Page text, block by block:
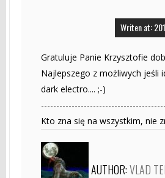
Writen at:
Gratuluje Panie Krzysztofie
Najlepszego z możliwych jeśli
dark electro.... ;-)
Kto zna się na wszystkim, nie
AUTHOR:VLAD